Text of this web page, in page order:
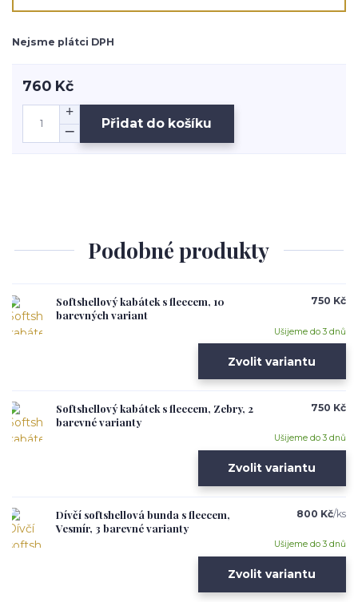
Nejsme plátci DPH
760 Kč
Přidat do košíku
Podobné produkty
Softshellový kabátek s fleecem, 10
barevných variant
750 Kč
Ušijeme do 3 dnů
Zvolit variantu
Softshellový kabátek s fleecem, Zebry, 2
barevné varianty
750 Kč
Ušijeme do 3 dnů
Zvolit variantu
Dívčí softshellová bunda s fleecem,
Vesmír, 3 barevné varianty
800 Kč/ks
Ušijeme do 3 dnů
Zvolit variantu